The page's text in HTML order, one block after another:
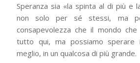
Speranza sia «la spinta al di più e
non solo per sé stessi, ma
consapevolezza che il mondo
tutto qui, ma possiamo sperare
meglio, in un qualcosa di più grande.